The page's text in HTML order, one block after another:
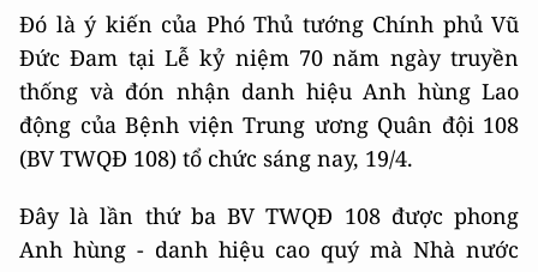
Đó là ý kiến của Phó Thủ tướng Chính phủ Vũ
Đức Đam tại Lễ kỷ niệm 70 năm ngày truyền
thống và đón nhận danh hiệu Anh hùng Lao
động của Bệnh viện Trung ương Quân đội 108
(BV TWQĐ 108) tổ chức sáng nay, 19/4.
Đây là lần thứ ba BV TWQĐ 108 được phong
Anh hùng - danh hiệu cao quý mà Nhà nước